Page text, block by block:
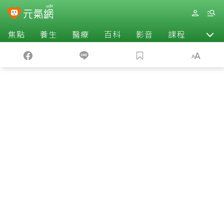
焦點 養生 醫療 百科 影音 課程 退休